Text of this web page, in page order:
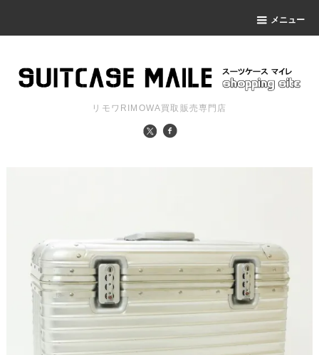
メニュー
リモワRIMOWA買取販売専門店